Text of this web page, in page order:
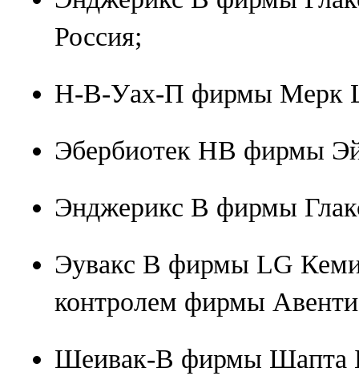
Россия;
Н-В-Уах-П фирмы
Эбербиотек НВ фирмы
Энджерикс В фирмы
Эувакс В фирмы LG
контролем фирмы
Шеивак-В фирмы Шапта